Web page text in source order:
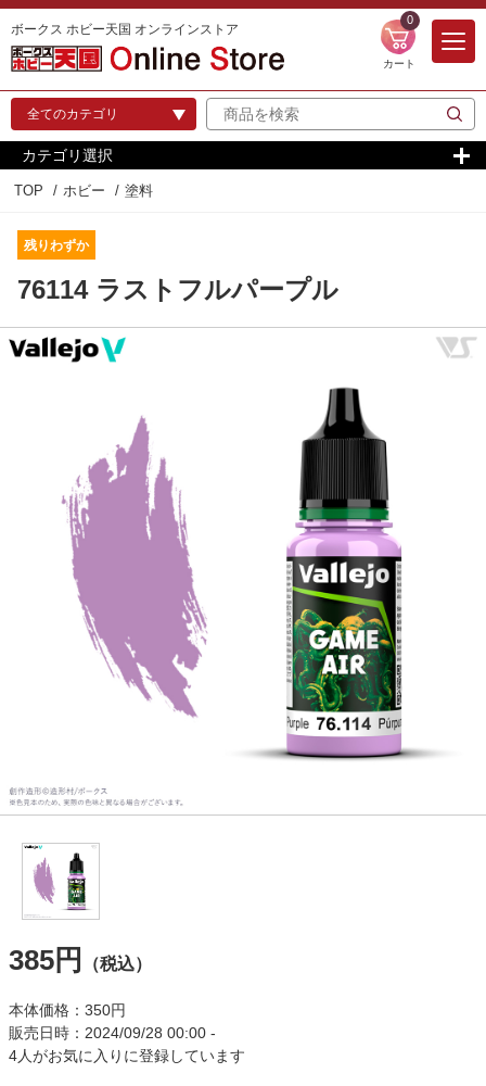
ボークス ホビー天国 オンラインストア
0
カート
カテゴリ選択
TOP ホビー 塗料
残りわずか
76114 ラストフルパープル
385円 （税込）
本体価格：350円
販売日時：2024/09/28 00:00 -
4人がお気に入りに登録しています